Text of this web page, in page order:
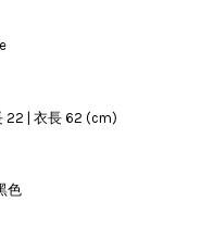
22 | 衣長 62 (cm)
色